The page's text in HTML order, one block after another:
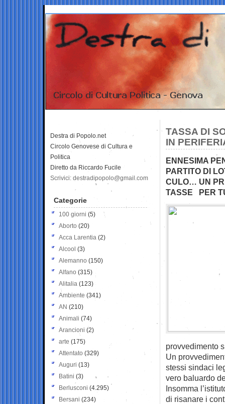
TASSA DI
IN
ENNESIMA
PARTITO DI
CULO… UN
TASSE PER
provvedimento
Un
stessi sindaci
vero baluardo
Insomma
di risanare i
Destra di Popolo.net
Circolo Genovese di Cultura e
Politica
Diretto da Riccardo Fucile
Scrivici: destradipopolo@gmail.com
Categorie
100 giorni (5)
Aborto (20)
Acca Larentia (2)
Alcool (3)
Alemanno (150)
Alfano (315)
Alitalia (123)
Ambiente (341)
AN (210)
Animali (74)
Arancioni (2)
arte (175)
Attentato (329)
Auguri (13)
Batini (3)
Berlusconi (4.295)
Bersani (234)